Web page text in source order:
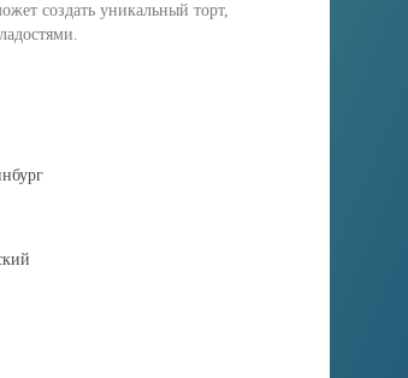
создать уникальный торт,